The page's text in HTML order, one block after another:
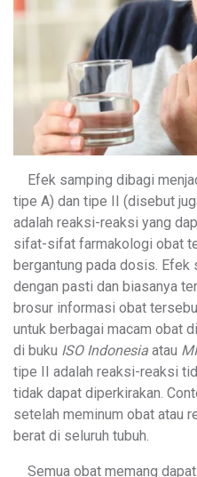
Efek samping dibagi
tipe A) dan tipe II (disebut
adalah reaksi-reaksi yang
sifat-sifat farmakologi obat
bergantung pada dosis.
dengan pasti dan biasanya
brosur informasi obat
untuk berbagai macam obat
di buku ISO Indonesia atau
tipe II adalah reaksi-reaksi
tidak dapat diperkirakan.
setelah meminum obat atau
berat di seluruh tubuh.
Semua obat memang